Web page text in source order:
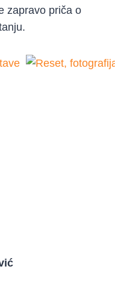
zapravo priča o